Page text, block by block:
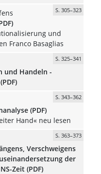
S. 305–323
und
Franco Basaglias
S. 325–341
und Handeln -
S. 343–362
(PDF)
Hand« neu lesen
S. 363–373
Verschweigens
der
Zeit (PDF)